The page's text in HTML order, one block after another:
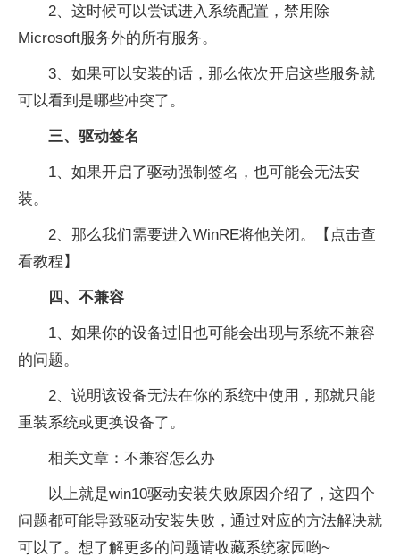
2、这时候可以尝试进入系统配置，禁用除
Microsoft服务外的所有服务。
3、如果可以安装的话，那么依次开启这些服务就
可以看到是哪些冲突了。
三、驱动签名
1、如果开启了驱动强制签名，也可能会无法安
装。
2、那么我们需要进入WinRE将他关闭。【点击查
看教程】
四、不兼容
1、如果你的设备过旧也可能会出现与系统不兼容
的问题。
2、说明该设备无法在你的系统中使用，那就只能
重装系统或更换设备了。
相关文章：不兼容怎么办
以上就是win10驱动安装失败原因介绍了，这四个
问题都可能导致驱动安装失败，通过对应的方法解决就
可以了。想了解更多的问题请收藏系统家园哟~